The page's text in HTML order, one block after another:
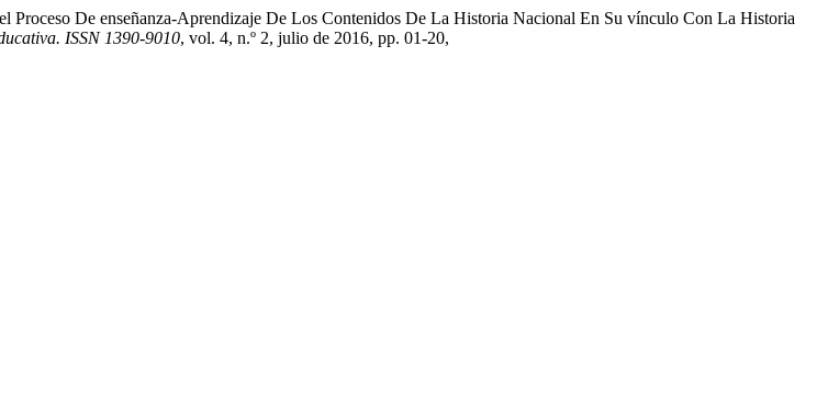
De enseñanza-Aprendizaje De Los Contenidos De La Historia Nacional En Su vínculo Con La Historia
ISSN 1390-9010, vol. 4, n.º 2, julio de 2016, pp. 01-20,